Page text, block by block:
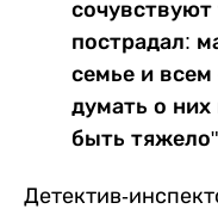
сочувствуют
пострадал:
семье и всем
думать о
быть
Детектив-